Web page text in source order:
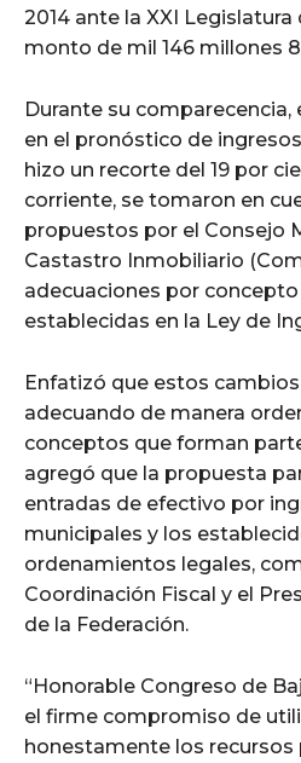
2014 ante la XXI
monto de mil 146 millones
Durante su comparecencia,
en el pronóstico de
hizo un recorte del 19 por
corriente, se tomaron en
propuestos por el Consejo
Castastro Inmobiliario
adecuaciones por
establecidas en la Ley de
Enfatizó que estos
adecuando de manera
conceptos que forman
agregó que la propuesta
entradas de efectivo por
municipales y los
ordenamientos legales,
Coordinación Fiscal y el
de la Federación.
“Honorable Congreso de
el firme compromiso de
honestamente los recursos